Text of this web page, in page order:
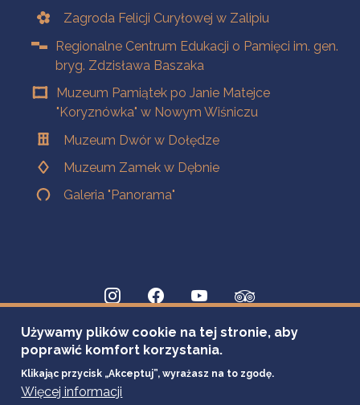
Zagroda Felicji Curyłowej w Zalipiu
Regionalne Centrum Edukacji o Pamięci im. gen.
bryg. Zdzisława Baszaka
Muzeum Pamiątek po Janie Matejce
"Koryznówka" w Nowym Wiśniczu
Muzeum Dwór w Dołędze
Muzeum Zamek w Dębnie
Galeria "Panorama"
Używamy plików cookie na tej stronie, aby
poprawić komfort korzystania.
Klikając przycisk „Akceptuj”, wyrażasz na to zgodę.
Więcej informacji